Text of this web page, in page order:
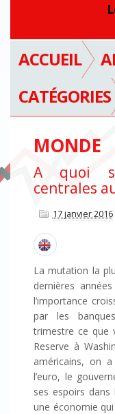
ACCUEIL
CATÉGORIES
MONDE
A quoi
centrales
17 janvier 2016
La mutation la
dernières
l’importance
par les
trimestre ce que
Reserve à
américains, on
l’euro, le
ses espoirs dans
une économie